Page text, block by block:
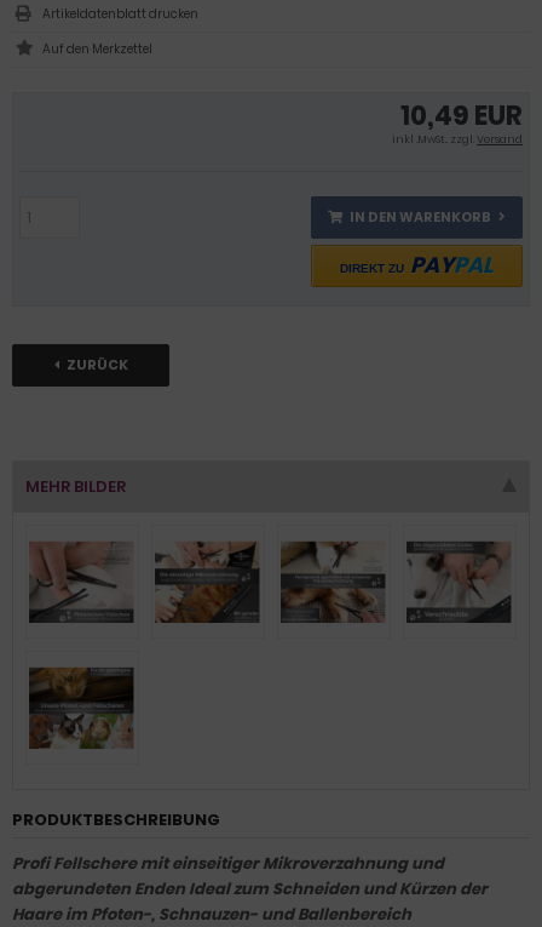
10,49 EUR
inkl .MwSt., zzgl.Versand
IN DEN WARENKORB
DIREKT ZU PAYPAL
ZURÜCK
Artikeldatenblatt drucken
MEHR BILDER
PRODUKTBESCHREIBUNG
Profi Fellschere mit einseitiger Mikroverzahnung und
abgerundeten Enden Ideal zum Schneiden und Kürzen der
Haare im Pfoten-, Schnauzen- und Ballenbereich